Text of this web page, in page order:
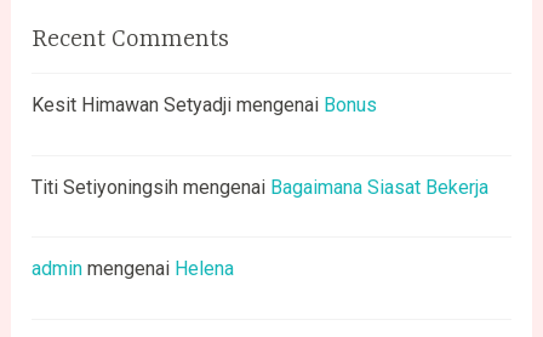
Recent Comments
Kesit Himawan Setyadji mengenai Bonus
Titi Setiyoningsih mengenai Bagaimana Siasat Bekerja
admin mengenai Helena